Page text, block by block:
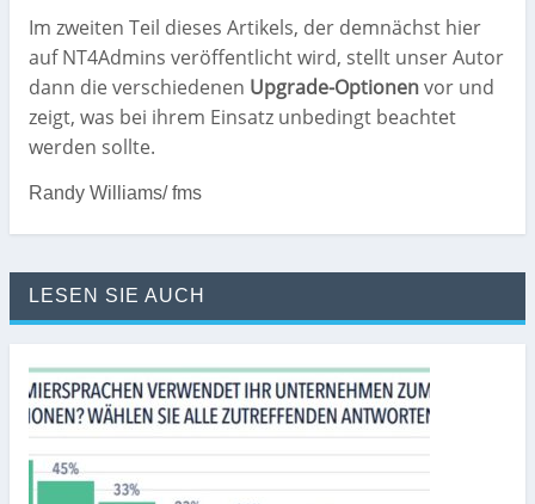
Im zweiten Teil dieses Artikels, der demnächst hier
auf NT4Admins veröffentlicht wird, stellt unser Autor
dann die verschiedenen Upgrade-Optionenvor und
zeigt, was bei ihrem Einsatz unbedingt beachtet
werden sollte.
Randy Williams/ fms
LESEN SIE AUCH